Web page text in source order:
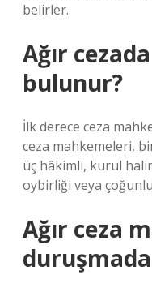
belirler.
Ağır
bulunur?
İlk derece ceza
ceza mahkemeleri,
üç hâkimli, kurul
oybirliği veya
Ağır ceza